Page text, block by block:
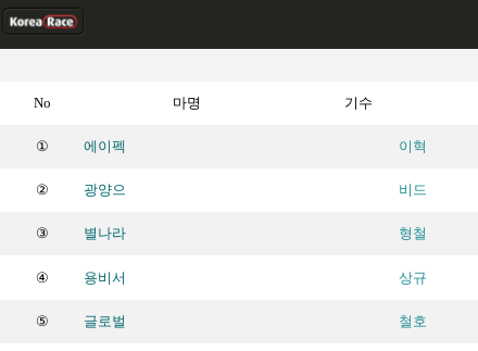
No 마명 기수
① 에이펙 이혁
② 광양으 비드
③ 별나라 형철
④ 용비서 상규
⑤ 글로벌 철호